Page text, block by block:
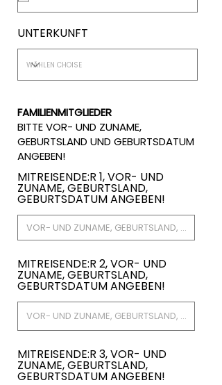
i
UNTERKUNFT
FAMILIENMITGLIEDER
BITTE VOR- UND ZUNAME,
GEBURTSLAND UND GEBURTSDATUM
ANGEBEN!
MITREISENDE:R 1, VOR- UND
ZUNAME, GEBURTSLAND,
GEBURTSDATUM ANGEBEN!
MITREISENDE:R 2, VOR- UND
ZUNAME, GEBURTSLAND,
GEBURTSDATUM ANGEBEN!
MITREISENDE:R 3, VOR- UND
ZUNAME, GEBURTSLAND,
GEBURTSDATUM ANGEBEN!